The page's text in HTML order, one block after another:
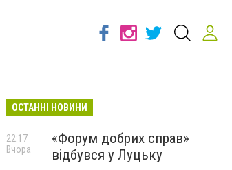
ОСТАННІ НОВИНИ
«Форум добрих справ»
відбувся у Луцьку
22:17
Вчора